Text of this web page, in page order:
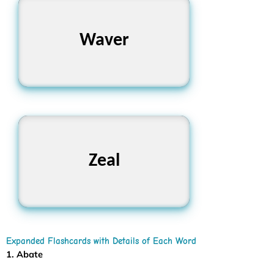
Waver
দ্বিধা করা, দোলায়মান হওয়া
Zeal
উদ্দীপনা, উত্সাহ
Expanded Flashcards with Details of Each Word
1. Abate